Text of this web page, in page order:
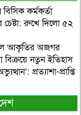
কর্মকর্তা
চেষ্টা: রুখে দিলো ৫২
আকৃতির অজগর
বিক্রয়ে নতুন ইতিহাস
প্রত্যাশা-প্রাপ্তি